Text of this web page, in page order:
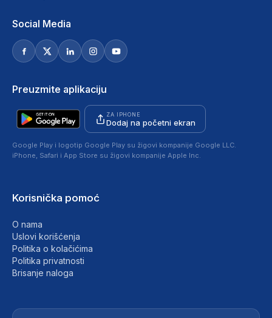
Social Media
Preuzmite aplikaciju
ZA IPHONE
Dodaj na početni ekran
Google Play i logotip Google Play su žigovi kompanije Google LLC.
iPhone, Safari i App Store su žigovi kompanije Apple Inc.
Korisnička pomoć
O nama
Uslovi korišćenja
Politika o kolačićima
Politika privatnosti
Brisanje naloga